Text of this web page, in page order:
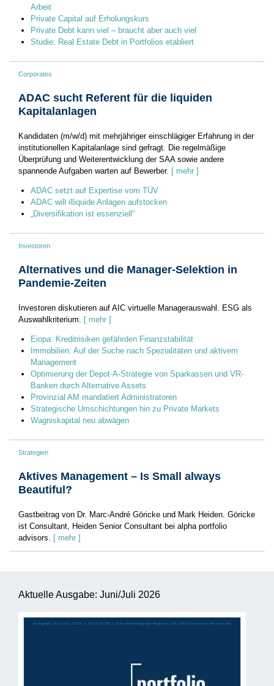
Arbeit
Private Capital auf Erholungskurs
Private Debt kann viel – braucht aber auch viel
Studie: Real Estate Debt in Portfolios etabliert
Corporates
ADAC sucht Referent für die liquiden
Kapitalanlagen
Kandidaten (m/w/d) mit mehrjähriger einschlägiger Erfahrung in der
institutionellen Kapitalanlage sind gefragt. Die regelmäßige
Überprüfung und Weiterentwicklung der SAA sowie andere
spannende Aufgaben warten auf Bewerber. [ mehr ]
ADAC setzt auf Expertise vom TÜV
ADAC will illiquide Anlagen aufstocken
„Diversifikation ist essenziell“
Investoren
Alternatives und die Manager-Selektion in
Pandemie-Zeiten
Investoren diskutieren auf AIC virtuelle Managerauswahl. ESG als
Auswahlkriterium.
[ mehr ]
Eiopa: Kreditrisiken gefährden Finanzstabilität
Immobilien: Auf der Suche nach Spezialitäten und aktivem
Management
Optimierung der Depot-A-Strategie von Sparkassen und VR-
Banken durch Alternative Assets
Provinzial AM mandatiert Administratoren
Strategische Umschichtungen hin zu Private Markets
Wagniskapital neu abwägen
Strategien
Aktives Management – Is Small always
Beautiful?
Gastbeitrag von Dr. Marc-André Göricke und Mark Heiden. Göricke
ist Consultant, Heiden Senior Consultant bei alpha portfolio
advisors.
[ mehr ]
Aktuelle Ausgabe: Juni/Juli 2026